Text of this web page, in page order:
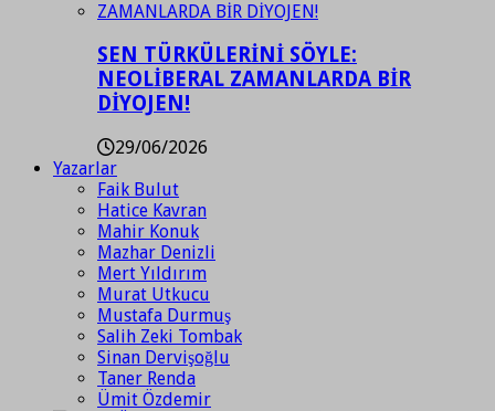
SEN TÜRKÜLERİNİ SÖYLE:
NEOLİBERAL ZAMANLARDA BİR
DİYOJEN!
29/06/2026
Yazarlar
Faik Bulut
Hatice Kavran
Mahir Konuk
Mazhar Denizli
Mert Yıldırım
Murat Utkucu
Mustafa Durmuş
Salih Zeki Tombak
Sinan Dervişoğlu
Taner Renda
Ümit Özdemir